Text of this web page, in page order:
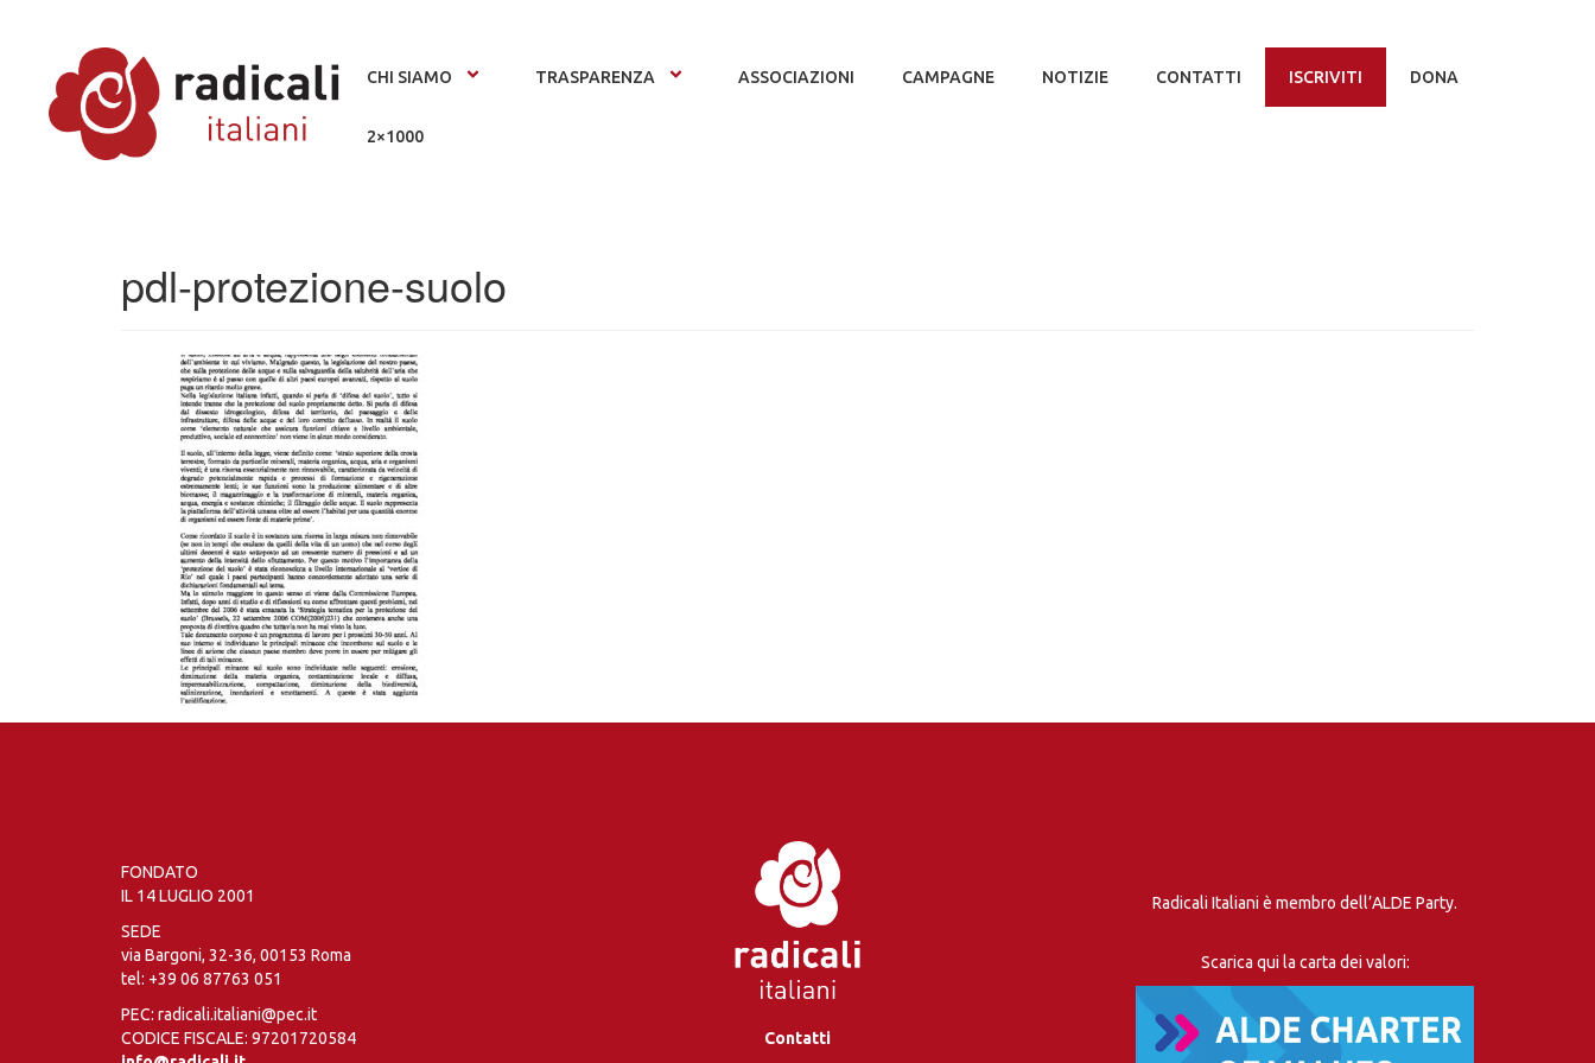
CHI SIAMO TRASPARENZA ASSOCIAZIONI CAMPAGNE NOTIZIE CONTATTI ISCRIVITI DONA
2×1000
pdl-protezione-suolo
FONDATO
IL 14 LUGLIO 2001
SEDE
via Bargoni, 32-36, 00153 Roma
tel: +39 06 87763 051
PEC: radicali.italiani@pec.it
CODICE FISCALE: 97201720584
Contatti
Radicali Italiani è membro dell’ALDE Party.
Scarica qui la carta dei valori: